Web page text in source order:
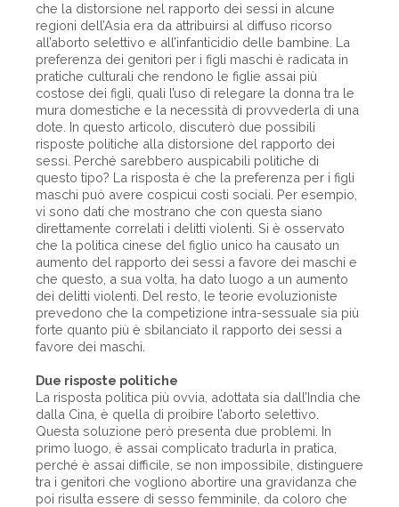
che la distorsione nel rapporto dei sessi in alcune
regioni dell’Asia era da attribuirsi al diffuso ricorso
all’aborto selettivo e all’infanticidio delle bambine. La
preferenza dei genitori per i figli maschi è radicata in
pratiche culturali che rendono le figlie assai più
costose dei figli, quali l’uso di relegare la donna tra le
mura domestiche e la necessità di provvederla di una
dote. In questo articolo, discuterò due possibili
risposte politiche alla distorsione del rapporto dei
sessi. Perché sarebbero auspicabili politiche di
questo tipo? La risposta è che la preferenza per i figli
maschi può avere cospicui costi sociali. Per esempio,
vi sono dati che mostrano che con questa siano
direttamente correlati i delitti violenti. Si è osservato
che la politica cinese del figlio unico ha causato un
aumento del rapporto dei sessi a favore dei maschi e
che questo, a sua volta, ha dato luogo a un aumento
dei delitti violenti. Del resto, le teorie evoluzioniste
prevedono che la competizione intra-sessuale sia più
forte quanto più è sbilanciato il rapporto dei sessi a
favore dei maschi.
Due risposte politiche
La risposta politica più ovvia, adottata sia dall’India che
dalla Cina, è quella di proibire l’aborto selettivo.
Questa soluzione però presenta due problemi. In
primo luogo, è assai complicato tradurla in pratica,
perché è assai difficile, se non impossibile, distinguere
tra i genitori che vogliono abortire una gravidanza che
poi risulta essere di sesso femminile, da coloro che